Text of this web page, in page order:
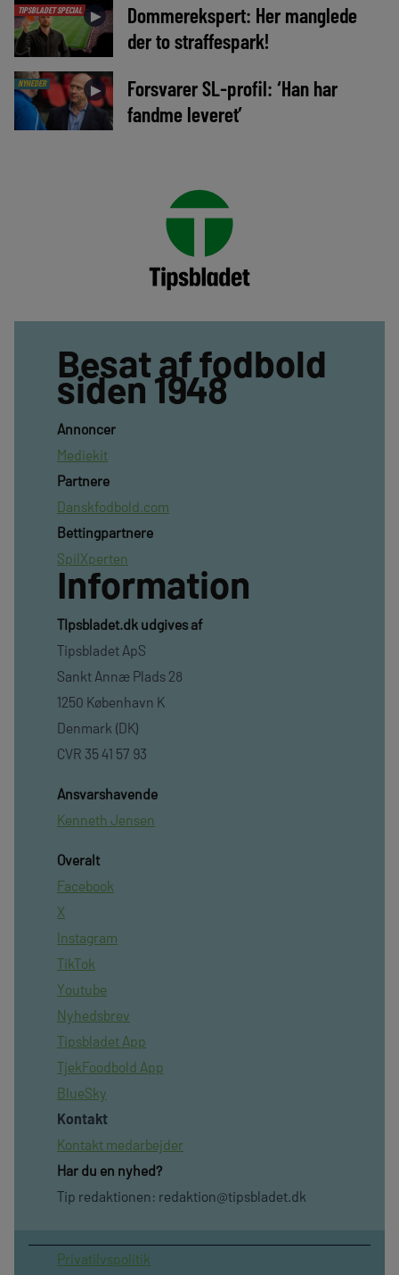
TIPSBLADET SPECIAL ►
Dommerekspert: Her manglede
der to straffespark!
NYHEDER ►
Forsvarer SL-profil: ‘Han har
fandme leveret’
Besat af fodbold
siden 1948
Annoncer
Mediekit
Partnere
Danskfodbold.com
Bettingpartnere
SpilXperten
Information
TIpsbladet.dk udgives af
Tipsbladet ApS
Sankt Annæ Plads 28
1250 København K
Denmark (DK)
CVR 35 41 57 93
Ansvarshavende
Kenneth Jensen
Overalt
Facebook
X
Instagram
TikTok
Youtube
Nyhedsbrev
Tipsbladet App
TjekFoodbold App
BlueSky
Kontakt
Kontakt medarbejder
Har du en nyhed?
Tip redaktionen: redaktion@tipsbladet.dk
Privatilvspolitik